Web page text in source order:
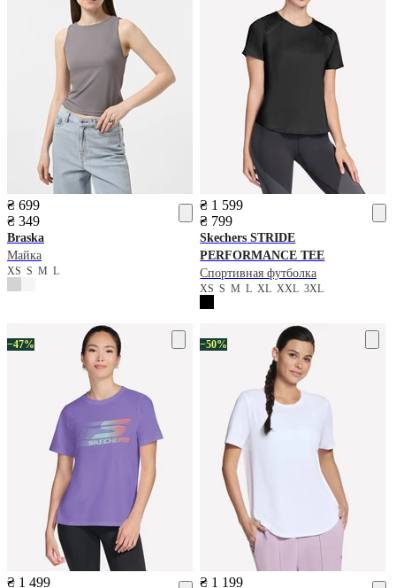
₴ 699
₴ 349
Braska
Майка
XS S M L
₴ 1 599
₴ 799
Skechers STRIDE
PERFORMANCE TEE
Спортивная футболка
XSSMLXLXXL3XL
−47%
₴ 1 499
−50%
₴ 1 199